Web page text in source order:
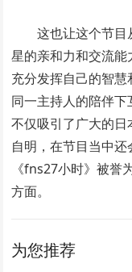
这也让这个节
星的亲和力和交流
充分发挥自己的智
同一主持人的陪伴
不仅吸引了广大的
自明，在节目当中
《fns27小时》被誉
方面。
为您推荐